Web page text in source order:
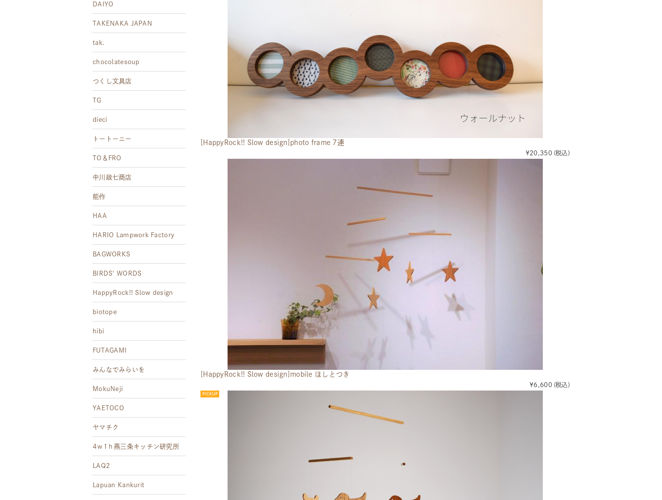
[HappyRock!! Slow design]photo frame 7連
¥20,350 (税込)
[HappyRock!! Slow design]mobile ほしとつき
¥6,600 (税込)
DAIYO
TAKENAKA JAPAN
tak.
chocolatesoup
つくし文具店
TG
dieci
トートーニー
TO＆FRO
中川政七商店
能作
HAA
HARIO Lampwork Factory
BAGWORKS
BIRDS' WORDS
HappyRock!! Slow design
biotope
hibi
FUTAGAMI
みんなでみらいを
MokuNeji
YAETOCO
ヤマチク
4ｗ1ｈ燕三条キッチン研究所
LAQ2
Lapuan Kankurit